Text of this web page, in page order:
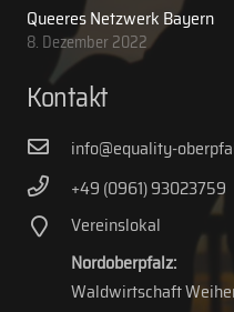
Queeres Netzwerk Bayern
8. Dezember 2022
Kontakt
info@equality-
+49 (0961) 93023759
Vereinslokal
Nordoberpfalz:
Waldwirtschaft